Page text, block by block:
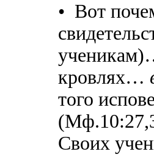
• Вот
кровлях…
того
Своих